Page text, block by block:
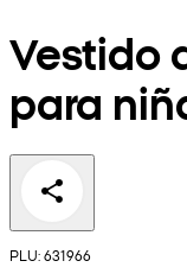
Vestido
para
PLU: 631966